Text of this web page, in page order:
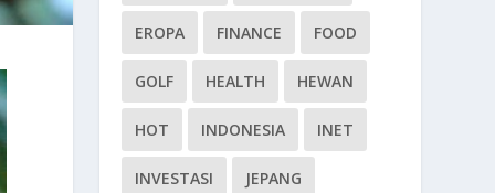
EROPA FINANCE FOOD
GOLF HEALTH HEWAN
HOT INDONESIA INET
INVESTASI JEPANG